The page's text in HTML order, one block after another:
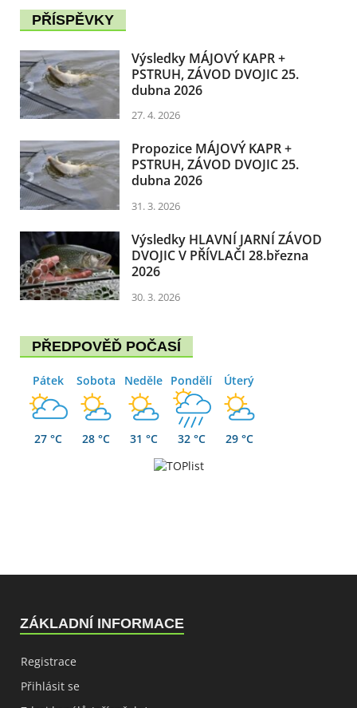
PŘÍSPĚVKY
Výsledky MÁJOVÝ KAPR +
PSTRUH, ZÁVOD DVOJIC 25.
dubna 2026
27. 4. 2026
Propozice MÁJOVÝ KAPR +
PSTRUH, ZÁVOD DVOJIC 25.
dubna 2026
31. 3. 2026
Výsledky HLAVNÍ JARNÍ ZÁVOD
DVOJIC V PŘÍVLAČI 28.března
2026
30. 3. 2026
PŘEDPOVĚĎ POČASÍ
Pátek
27 °C
Sobota
28 °C
Neděle
31 °C
Pondělí
32 °C
Úterý
29 °C
ZÁKLADNÍ INFORMACE
Registrace
Přihlásit se